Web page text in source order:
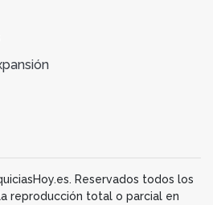
Reservados todos los
reproducción total o parcial en